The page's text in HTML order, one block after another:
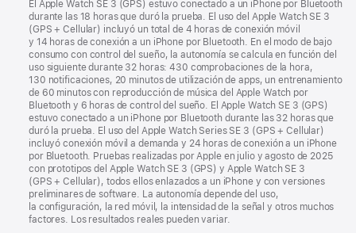
páginaEl Apple Watch SE 3 (GPS) estuvo conectado a un iPhone por Bluetooth
durante las 18 horas que duró la prueba. El uso del Apple Watch SE 3
(GPS + Cellular) incluyó un total de 4 horas de conexión móvil
y 14 horas de conexión a un iPhone por Bluetooth. En el modo de bajo
consumo con control del sueño, la autonomía se calcula en función del
uso siguiente durante 32 horas: 430 comprobaciones de la hora,
130 notificaciones, 20 minutos de utilización de apps, un entrenamiento
de 60 minutos con reproducción de música del Apple Watch por
Bluetooth y 6 horas de control del sueño. El Apple Watch SE 3 (GPS)
estuvo conectado a un iPhone por Bluetooth durante las 32 horas que
duró la prueba. El uso del Apple Watch Series SE 3 (GPS + Cellular)
incluyó conexión móvil a demanda y 24 horas de conexión a un iPhone
por Bluetooth. Pruebas realizadas por Apple en julio y agosto de 2025
con prototipos del Apple Watch SE 3 (GPS) y Apple Watch SE 3
(GPS + Cellular), todos ellos enlazados a un iPhone y con versiones
preliminares de software. La autonomía depende del uso,
la configuración, la red móvil, la intensidad de la señal y otros muchos
factores. Los resultados reales pueden variar.